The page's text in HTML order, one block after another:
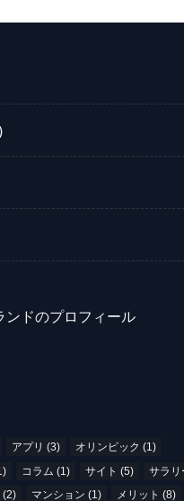
ンドのプロフィール
アプリ (3) オリンピック (1)
コラム (1) サイト (5) サラリ
(2) マンション (1) メリット (8)